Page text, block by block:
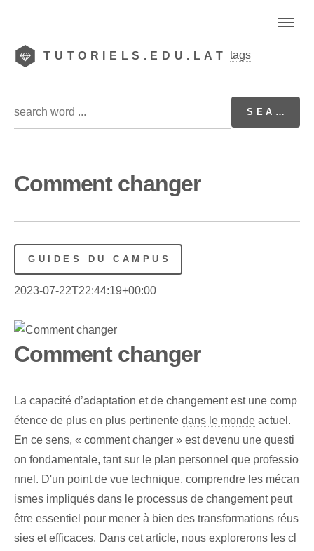
TUTORIELS.EDU.LAT tags
Comment changer
GUIDES DU CAMPUS
2023-07-22T22:44:19+00:00
Comment changer
La capacité d’adaptation et de changement est une comp
étence de plus en plus pertinente dans le monde actuel.
En ce sens, « comment changer » est devenu une questi
on fondamentale, tant sur le plan personnel que professio
nnel. D'un point de vue technique, comprendre les mécan
ismes impliqués dans le processus de changement peut
être essentiel pour mener à bien des transformations réus
sies et efficaces. Dans cet article, nous explorerons les cl